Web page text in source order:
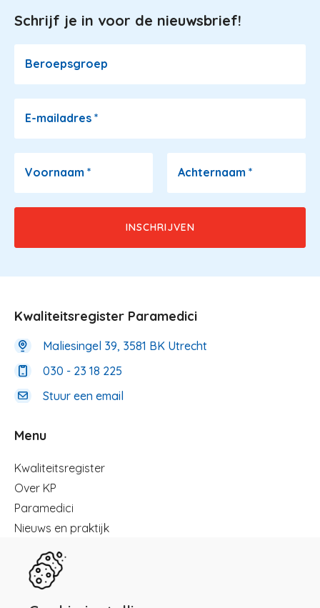
Image
Schrijf je in voor de nieuwsbrief!
Beroepsgroep
E-mailadres *
Voornaam * Achternaam *
Kwaliteitsregister Paramedici
Maliesingel 39, 3581 BK Utrecht
030 - 23 18 225
Stuur een email
Menu
Menu
Kwaliteitsregister
Over KP
Paramedici
Nieuws en praktijk
Registreren
Kennisbibliotheek
Herregistratie